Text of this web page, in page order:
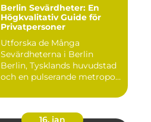
Berlin Sevärdheter: En
Högkvalitativ Guide för
Privatpersoner
Utforska de Många
Sevärdheterna i Berlin
Berlin, Tysklands huvudstad
och en pulserande metropol,
16. jan